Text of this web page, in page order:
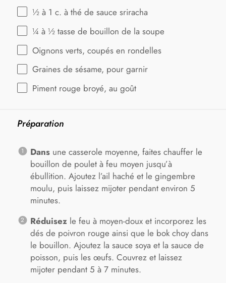
½ à 1 c. à thé de sauce sriracha
¼ à ½ tasse de bouillon de la soupe
Oignons verts, coupés en rondelles
Graines de sésame, pour garnir
Piment rouge broyé, au goût
Préparation
Dansune casserole moyenne, faites chauffer le
bouillon de poulet à feu moyen jusqu’à
ébullition. Ajoutez l’ail haché et le gingembre
moulu, puis laissez mijoter pendant environ 5
minutes.
Réduisezle feu à moyen-doux et incorporez les
dés de poivron rouge ainsi que le bok choy dans
le bouillon. Ajoutez la sauce soya et la sauce de
poisson, puis les œufs. Couvrez et laissez
mijoter pendant 5 à 7 minutes.